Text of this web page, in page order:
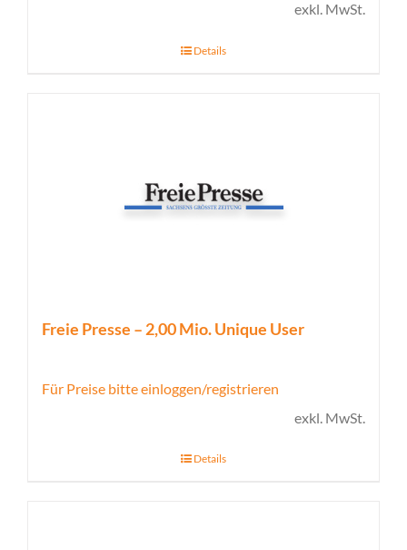
exkl. MwSt.
Details
Freie Presse – 2,00 Mio. Unique User
Für Preise bitte einloggen/registrieren
exkl. MwSt.
Details